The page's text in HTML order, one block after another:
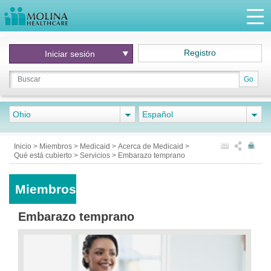
Go
Iniciar sesión Registro
Ohio Español
Inicio > Miembros > Medicaid > Acerca de Medicaid >
Qué está cubierto > Servicios > Embarazo temprano
Miembros
Embarazo temprano